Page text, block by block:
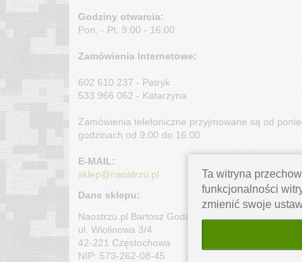
Godziny otwarcia:
Pon. - Pt. 9:00 - 16:00
Zamówienia Internetowe:
602 610 237 - Patryk
533 966 062 - Katarzyna
Zamówienia telefoniczne przyjmowane są od
godzinach od 9:00 do 16:00
E-MAIL:
sklep@naostrzu.pl
Dane sklepu:
Naostrzu.pl Bartosz Godala
ul. Wiolinowa 3/4
42-221 Częstochowa
NIP: 573-262-08-45
Ta witryna
funkcjonalności
zmienić swoje